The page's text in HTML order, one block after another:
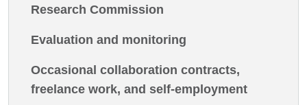
Research Commission
Evaluation and monitoring
Occasional collaboration contracts,
freelance work, and self-employment